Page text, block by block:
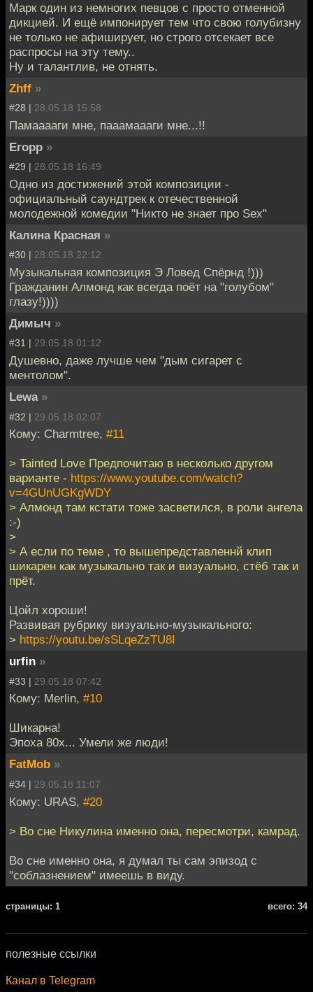
Марк один из немногих певцов с просто отменной
дикцией. И ещё импонирует тем что свою голубизну
не только не афиширует, но строго отсекает все
распросы на эту тему..
Ну и талантлив, не отнять.
Zhff »
#28 | 28.05.18 15:58
Памааааги мне, пааамаааги мне...!!
Егорр »
#29 | 28.05.18 16:49
Одно из достижений этой композиции -
официальный саундтрек к отечественной
молодежной комедии "Никто не знает про Sex"
Калина Красная »
#30 | 28.05.18 22:12
Музыкальная композиция Э Ловед Спёрнд !)))
Гражданин Алмонд как всегда поёт на "голубом"
глазу!))))
Димыч »
#31 | 29.05.18 01:12
Душевно, даже лучше чем "дым сигарет с
ментолом".
Lewa »
#32 | 29.05.18 02:07
Кому: Charmtree, #11
> Tainted Love Предпочитаю в несколько другом
варианте - https://www.youtube.com/watch?
v=4GUnUGKgWDY
> Алмонд там кстати тоже засветился, в роли ангела
:-)
>
> А если по теме , то вышепредставленнй клип
шикарен как музыкально так и визуально, стёб так и
прёт.
Цойл хороши!
Развивая рубрику визуально-музыкального:
> https://youtu.be/sSLqeZzTU8I
urfin »
#33 | 29.05.18 07:42
Кому: Merlin, #10
Шикарна!
Эпоха 80х... Умели же люди!
FatMob »
#34 | 29.05.18 11:07
Кому: URAS, #20
> Во сне Никулина именно она, пересмотри, камрад.
Во сне именно она, я думал ты сам эпизод с
"соблазнением" имеешь в виду.
cтраницы: 1 всего: 34
полезные ссылки
Канал в Telegram